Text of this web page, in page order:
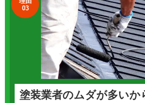
03
塗装業者のムダが多いか